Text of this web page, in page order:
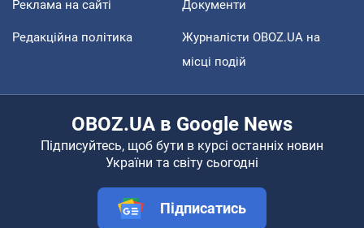
Реклама на сайті Документи
Редакційна політика
Журналісти OBOZ.UA на
місці подій
OBOZ.UA в Google News
Підписуйтесь, щоб бути в курсі останніх новин
України та світу сьогодні
Підписатись